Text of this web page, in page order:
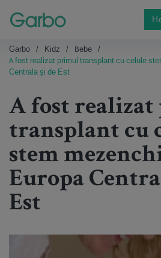
Garbo Kidz
Bebe
A fost realizat primul transplant cu celule
Centrala şi de Est
A fost
transplant cu
stem
Europa
Est